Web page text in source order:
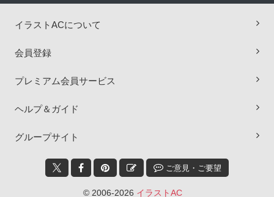
イラストACについて
会員登録
プレミアム会員サービス
ヘルプ＆ガイド
グループサイト
ご意見・ご要望
© 2006-2026 イラストAC